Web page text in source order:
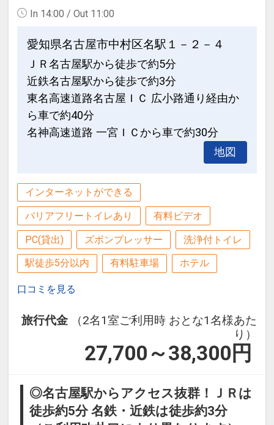
※タイムスケジュールは予告なしに変更
になることがございます。
※詳しくは「東横INN名古屋名駅南公式
ホームページ」でご確認ください。
設定期間：2026年4月1日～2027年3月
31日
インターネットコース番号：DP-1-
名古屋駅とホテル間の無料送迎バスがご
ざいます。
無料送迎バスの待機所は、JR名古屋駅の
桜通口を出て、『ミッドランドスクエ
ア』の南側にございます。
■夜便：名古屋駅 ⇒ ホテル 15:00～
■朝便：ホテル ⇒ 名古屋駅 6:30～10:30
※所要時間は約7～10分程です。
※満員の場合ご乗車いただけない場合が
ございます。
※送迎バスは名古屋駅⇔ホテル間を循環
いたします。
がございます。
※タイムスケジュールは予告なしに変更
になることがございます。
ホームページ」でご確認ください。
設定期間：2026年4月1日～2027年3月
In 14:00 / Out 11:00
愛知県名古屋市中村区名駅１－２－４
ＪＲ名古屋駅から徒歩で約5分
近鉄名古屋駅から徒歩で約3分
東名高速道路名古屋ＩＣ 広小路通り経由か
ら車で約40分
名神高速道路 一宮ＩＣから車で約30分
地図
インターネットができる
バリアフリートイレあり 有料ビデオ
PC(貸出) ズボンプレッサー 洗浄付トイレ
駅徒歩5分以内 有料駐車場 ホテル
口コミを見る
旅行代金
（2名1室ご利用時 おとな1名様あた
り）
27,700～38,300 円
◎名古屋駅からアクセス抜群！ＪＲは
徒歩約5分 名鉄・近鉄は徒歩約3分